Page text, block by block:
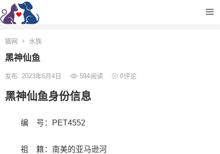
猫网 水族
黑神仙鱼
发布: 2023年6月4日 594阅读 0评论
黑神仙鱼身份信息
编 号：PET4552
祖 籍：南美的亚马逊河